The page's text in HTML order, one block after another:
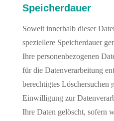
Speicherdauer
Soweit innerhalb dieser
speziellere Speicherdauer
Ihre personenbezogenen
für die Datenverarbeitung
berechtigtes Löschersuchen
Einwilligung zur
Ihre Daten gelöscht, sofern